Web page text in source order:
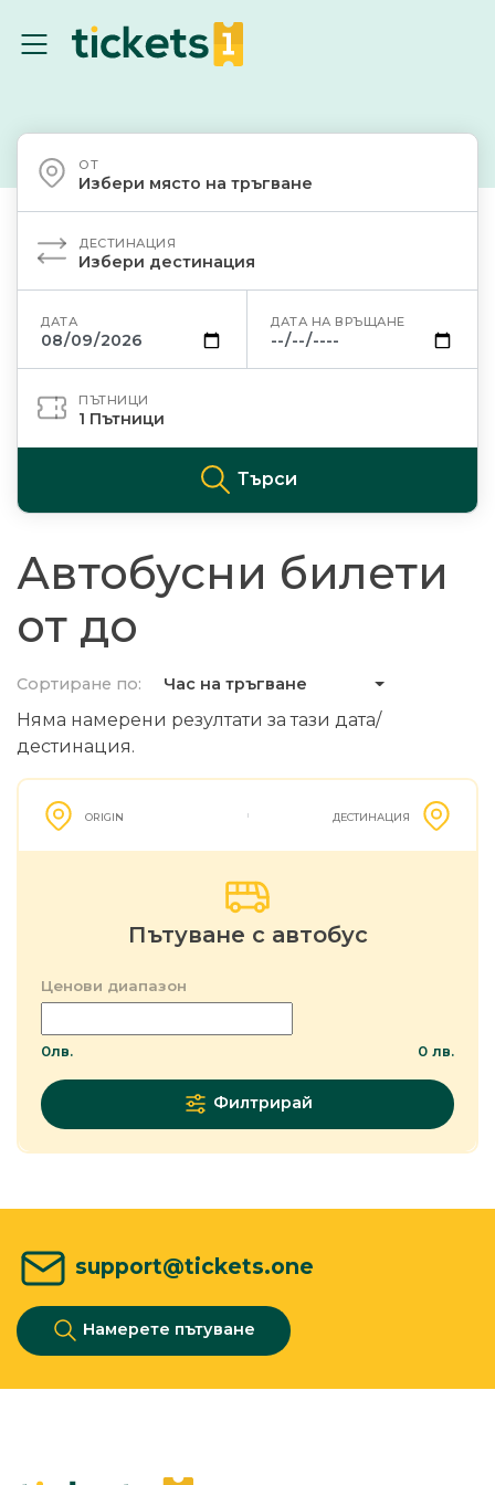
ОТ
Избери място на тръгване
ДЕСТИНАЦИЯ
Избери дестинация
ДАТА ДАТА НА ВРЪЩАНЕ
ПЪТНИЦИ
1 Пътници
Търси
Автобусни билети
от до
Сортиране по: Час на тръгване
Няма намерени резултати за тази дата/
дестинация.
ORIGIN ДЕСТИНАЦИЯ
Пътуване с автобус
Ценови диапазон
0лв. 0 лв.
Филтрирай
support@tickets.one
Намерете пътуване